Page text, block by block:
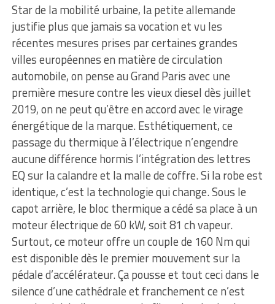
Star de la mobilité urbaine, la petite allemande
justifie plus que jamais sa vocation et vu les
récentes mesures prises par certaines grandes
villes européennes en matière de circulation
automobile, on pense au Grand Paris avec une
première mesure contre les vieux diesel dès juillet
2019, on ne peut qu’être en accord avec le virage
énergétique de la marque. Esthétiquement, ce
passage du thermique à l’électrique n’engendre
aucune différence hormis l’intégration des lettres
EQ sur la calandre et la malle de coffre. Si la robe est
identique, c’est la technologie qui change. Sous le
capot arrière, le bloc thermique a cédé sa place à un
moteur électrique de 60 kW, soit 81 ch vapeur.
Surtout, ce moteur offre un couple de 160 Nm qui
est disponible dès le premier mouvement sur la
pédale d’accélérateur. Ça pousse et tout ceci dans le
silence d’une cathédrale et franchement ce n’est